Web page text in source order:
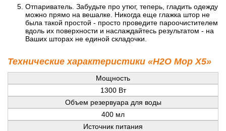
Отпариватель. Забудьте про утюг, теперь, гладить одежду
можно прямо на вешалке. Никогда еще глажка штор не
была такой простой - просто проведите пароочистителем
вдоль их поверхности и наслаждайтесь результатом - на
Ваших шторах не единой складочки.
Технические характеристики «H2O Mop X5»
Мощность
1300 Вт
Объем резервуара для воды
400 мл
Источник питания